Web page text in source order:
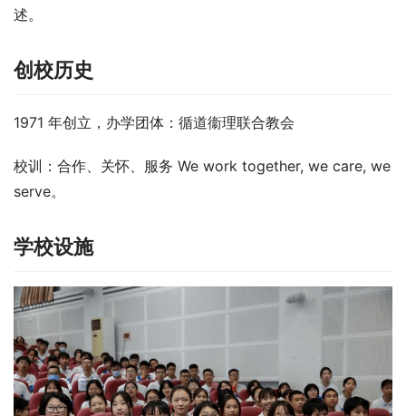
述。
创校历史
1971 年创立，办学团体：循道衞理联合教会
校训：合作、关怀、服务 We work together, we care, we
serve。
学校设施